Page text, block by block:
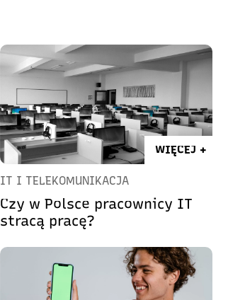
WIĘCEJ +
IT I TELEKOMUNIKACJA
Czy w Polsce pracownicy IT
stracą pracę?